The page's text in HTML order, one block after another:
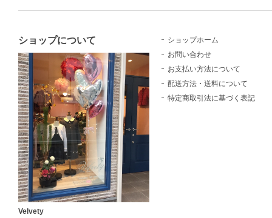
ショップについて
Velvety
ショップホーム
お問い合わせ
お支払い方法について
配送方法・送料について
特定商取引法に基づく表記